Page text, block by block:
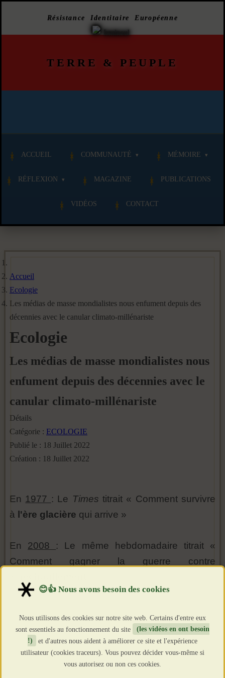
Résistance Identitaire Européenne
TERRE & PEUPLE
ACCUEIL COMMUNAUTÉ MÉMOIRE
RÉFLEXION MAGAZINE PUBLICATIONS
VIDÉOS CONTACT
Accueil
Ecologie
Les médias de masse mondialistes nous enfument depuis des
décennies avec le canular climato-millénariste
Ecologie
Les médias de masse mondialistes nous
enfument depuis des décennies avec le
canular climato-millénariste
Détails
Catégorie : ECOLOGIE
Publié le : 18 Juillet 2022
Création : 18 Juillet 2022
En 1977 : Le Times titrait « Comment survivre
à
l'ère glacière qui arrive »
En 2008 : Le même hebdomadaire titrait «
Comment gagner la guerre contre
mêmes fables effrayantes dont on intoxique les
populations pour occuper le cerveau des gens
et les inhiber par la peur.
C'est comme cela que les mondialistes règnent
Nous utilisons des cookies sur notre site web. Certains d'entre eux
sont essentiels au fonctionnement du site
(les vidéos en ont besoin
!)
et d'autres nous aident à améliorer ce site et l'expérience
utilisateur (cookies traceurs). Vous pouvez décider vous-même si
vous autorisez ou non ces cookies.